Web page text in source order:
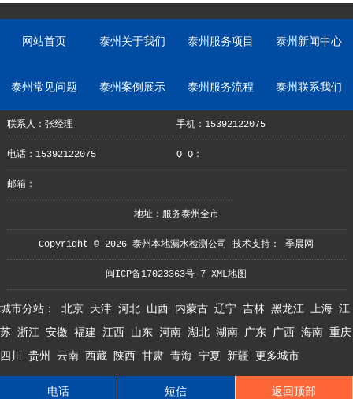
网站首页 泰州关于我们 泰州服务项目 泰州新闻中心
泰州常见问题 泰州案例展示 泰州服务流程 泰州联系我们
联系人：张经理 手机：15392122075
电话：15392122075 Q Q：
邮箱：
地址：服务泰州全市
Copyright © 2026 泰州本地漏水检测公司 技术支持：季晨网
闽ICP备17023363号-7 XML地图
城市分站： 北京 天津 河北 山西 内蒙古 辽宁 吉林 黑龙江 上海 江
苏 浙江 安徽 福建 江西 山东 河南 湖北 湖南 广东 广西 海南 重庆
四川
贵州 云南 西藏 陕西 甘肃 青海 宁夏 新疆 更多城市
电话 短信 返回顶部